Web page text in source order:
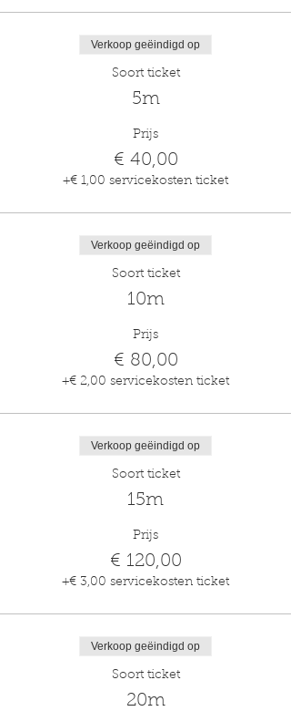
Verkoop geëindigd op
Soort ticket
5m
Prijs
€ 40,00
+€ 1,00 servicekosten ticket
Verkoop geëindigd op
Soort ticket
10m
Prijs
€ 80,00
+€ 2,00 servicekosten ticket
Verkoop geëindigd op
Soort ticket
15m
Prijs
€ 120,00
+€ 3,00 servicekosten ticket
Verkoop geëindigd op
Soort ticket
20m